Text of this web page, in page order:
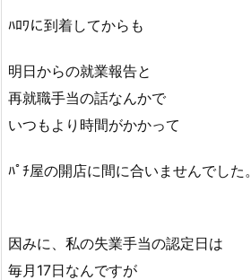
ﾊﾛﾜに到着してからも
明日からの就業報告と
再就職手当の話なんかで
いつもより時間がかかって
ﾊﾟﾁ屋の開店に間に合いませんでした。
因みに、私の失業手当の認定日は
毎月17日なんですが